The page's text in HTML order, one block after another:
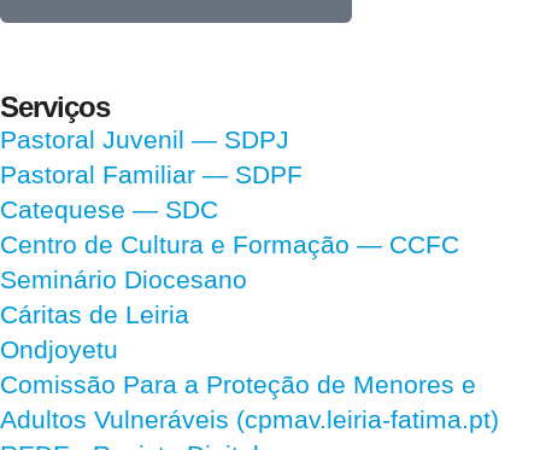
Serviços
Pastoral Juvenil — SDPJ
Pastoral Familiar — SDPF
Catequese — SDC
Centro de Cultura e Formação — CCFC
Seminário Diocesano
Cáritas de Leiria
Ondjoyetu
Comissão Para a Proteção de Menores e
Adultos Vulneráveis (cpmav.leiria-fatima.pt)